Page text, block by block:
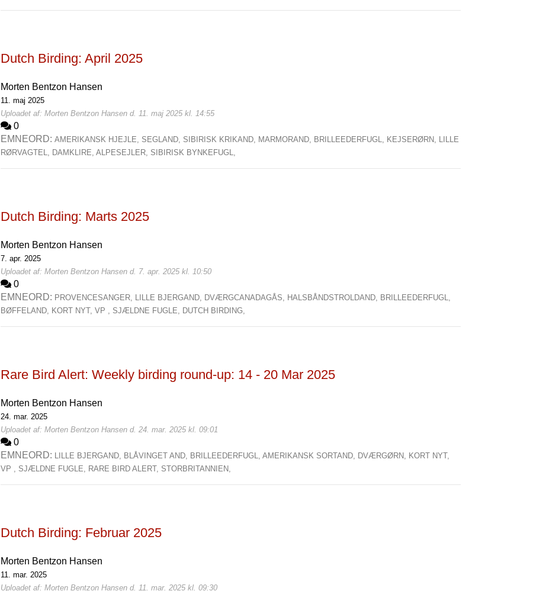
Dutch Birding: April 2025
Morten Bentzon Hansen
11. maj 2025
Uploadet af: Morten Bentzon Hansen d. 11. maj 2025 kl. 14:55
0
EMNEORD:AMERIKANSK HJEJLE, SEGLAND, SIBIRISK KRIKAND, MARMORAND, BRILLEEDERFUGL, KEJSERØRN, LILLE
RØRVAGTEL, DAMKLIRE,ALPESEJLER, SIBIRISK BYNKEFUGL,
Dutch Birding: Marts 2025
Morten Bentzon Hansen
7. apr. 2025
Uploadet af: Morten Bentzon Hansen d. 7. apr. 2025 kl. 10:50
0
EMNEORD: PROVENCESANGER, LILLE BJERGAND, DVÆRGCANADAGÅS, HALSBÅNDSTROLDAND, BRILLEEDERFUGL,
BØFFELAND, KORT NYT,VP , SJÆLDNE FUGLE, DUTCH BIRDING,
Rare Bird Alert: Weekly birding round-up: 14 - 20 Mar 2025
Morten Bentzon Hansen
24. mar. 2025
Uploadet af: Morten Bentzon Hansen d. 24. mar. 2025 kl. 09:01
0
EMNEORD: LILLE BJERGAND, BLÅVINGET AND, BRILLEEDERFUGL,AMERIKANSK SORTAND, DVÆRGØRN, KORT NYT,
VP , SJÆLDNE FUGLE, RARE BIRD ALERT, STORBRITANNIEN,
Dutch Birding: Februar 2025
Morten Bentzon Hansen
11. mar. 2025
Uploadet af: Morten Bentzon Hansen d. 11. mar. 2025 kl. 09:30